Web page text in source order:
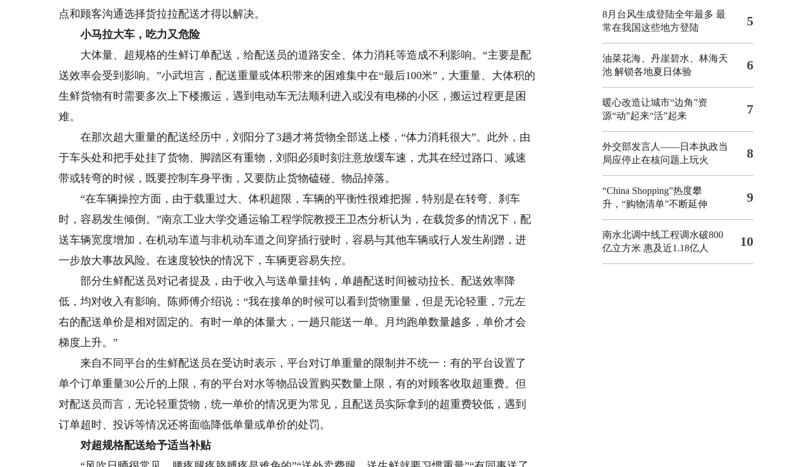
点和顾客沟通选择货拉拉配送才得以解决。
小马拉大车，吃力又危险
大体量、超规格的生鲜订单配送，给配送员的道路安全、体力消耗等造成不利影响。“主要是配
送效率会受到影响。”小武坦言，配送重量或体积带来的困难集中在“最后100米”，大重量、大体积的
生鲜货物有时需要多次上下楼搬运，遇到电动车无法顺利进入或没有电梯的小区，搬运过程更是困
难。
在那次超大重量的配送经历中，刘阳分了3趟才将货物全部送上楼，“体力消耗很大”。此外，由
于车头处和把手处挂了货物、脚踏区有重物，刘阳必须时刻注意放缓车速，尤其在经过路口、减速
带或转弯的时候，既要控制车身平衡，又要防止货物磕碰、物品掉落。
“在车辆操控方面，由于载重过大、体积超限，车辆的平衡性很难把握，特别是在转弯、刹车
时，容易发生倾倒。”南京工业大学交通运输工程学院教授王卫杰分析认为，在载货多的情况下，配
送车辆宽度增加，在机动车道与非机动车道之间穿插行驶时，容易与其他车辆或行人发生剐蹭，进
一步放大事故风险。在速度较快的情况下，车辆更容易失控。
部分生鲜配送员对记者提及，由于收入与送单量挂钩，单趟配送时间被动拉长、配送效率降
低，均对收入有影响。陈师傅介绍说：“我在接单的时候可以看到货物重量，但是无论轻重，7元左
右的配送单价是相对固定的。有时一单的体量大，一趟只能送一单。月均跑单数量越多，单价才会
梯度上升。”
来自不同平台的生鲜配送员在受访时表示，平台对订单重量的限制并不统一：有的平台设置了
单个订单重量30公斤的上限，有的平台对水等物品设置购买数量上限，有的对顾客收取超重费。但
对配送员而言，无论轻重货物，统一单价的情况更为常见，且配送员实际拿到的超重费较低，遇到
订单超时、投诉等情况还将面临降低单量或单价的处罚。
对超规格配送给予适当补贴
8月台风生成登陆全年最多 最
常在我国这些地方登陆
5
油菜花海、丹崖碧水、林海天
池 解锁各地夏日体验
6
暖心改造让城市“边角”资
源“动”起来“活”起来
7
外交部发言人——日本执政当
局应停止在核问题上玩火
8
“China Shopping”热度攀
升，“购物清单”不断延伸
9
南水北调中线工程调水破800
亿立方米 惠及近1.18亿人
10